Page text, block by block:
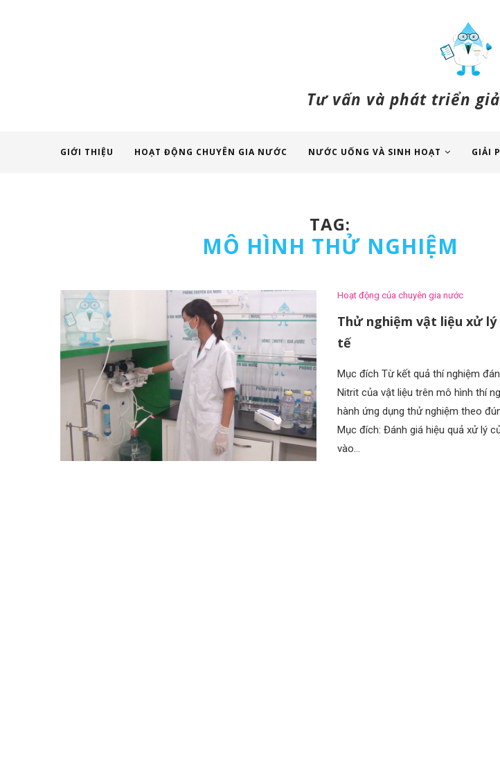
Tư vấn và phát triển
GIỚI THIỆU HOẠT ĐỘNG CHUYÊN GIA NƯỚC NƯỚC UỐNG VÀ SINH HOẠT GIẢI
TAG:
MÔ HÌNH THỬ NGHIỆM
Hoạt động của chuyên gia nước
Thử nghiệm vật liệu xử
tế
Mục đích Từ kết quả thí nghiệm
Nitrit của vật liệu trên mô hình thí
hành ứng dụng thử nghiệm theo
Mục đích: Đánh giá hiệu quả xử lý
vào…